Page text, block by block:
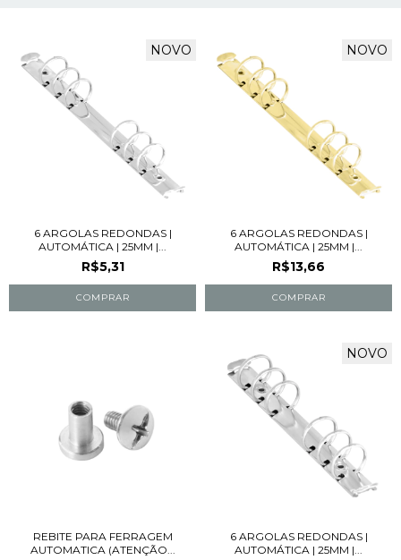
NOVO
6 ARGOLAS REDONDAS |
AUTOMÁTICA | 25MM |...
R$5,31
NOVO
6 ARGOLAS REDONDAS |
AUTOMÁTICA | 25MM |...
R$13,66
REBITE PARA FERRAGEM
AUTOMATICA (ATENÇÃO...
NOVO
6 ARGOLAS REDONDAS |
AUTOMÁTICA | 25MM |...